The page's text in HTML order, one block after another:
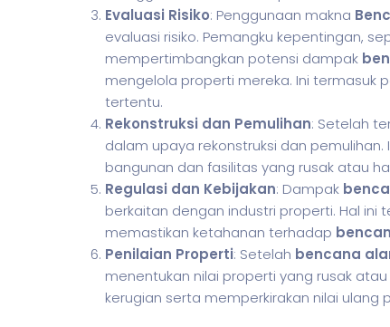
Evaluasi Risiko: Penggunaan makna
evaluasi risiko. Pemangku kepentingan,
mempertimbangkan potensi dampak
mengelola properti mereka. Ini termasuk
tertentu.
Rekonstruksi dan Pemulihan: Setelah
dalam upaya rekonstruksi dan
bangunan dan fasilitas yang rusak atau
Regulasi dan Kebijakan: Dampak
berkaitan dengan industri properti. Hal
memastikan ketahanan terhadap
Penilaian Properti: Setelah bencana
menentukan nilai properti yang rusak
kerugian serta memperkirakan nilai ulang